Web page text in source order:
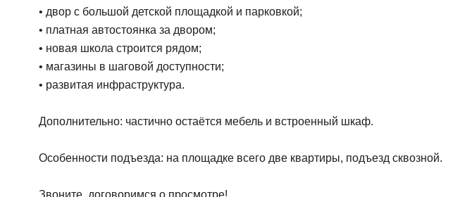
• двор с большой детской площадкой и парковкой;
• платная автостоянка за двором;
• новая школа строится рядом;
• магазины в шаговой доступности;
• развитая инфраструктура.
Дополнительно: частично остаётся мебель и встроенный шкаф.
Особенности подъезда: на площадке всего две квартиры, подъезд сквозной.
Звоните, договоримся о просмотре!